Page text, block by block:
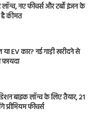
नए फीचर्स और टर्बो इंजन के
कीमत
EV कार? नई गाड़ी खरीदने से
बाइक लॉन्च के लिए तैयार, 21
फीचर्स